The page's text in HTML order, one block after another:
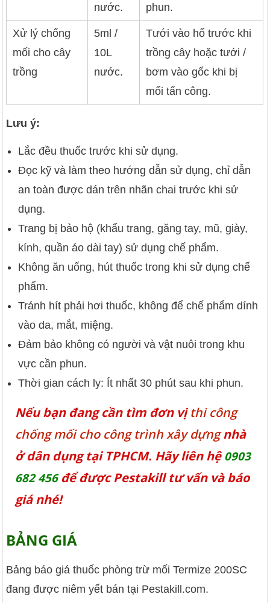
nước.
phun.
Xử lý chống
mối cho cây
trồng
5ml /
10L
nước.
Tưới vào hố trước khi
trồng cây hoặc tưới /
bơm vào gốc khi bị
mối tấn công.
Lưu ý:
Lắc đều thuốc trước khi sử dụng.
Đọc kỹ và làm theo hướng dẫn sử dụng, chỉ dẫn
an toàn được dán trên nhãn chai trước khi sử
dụng.
Trang bị bảo hộ (khẩu trang, găng tay, mũ, giày,
kính, quần áo dài tay) sử dụng chế phẩm.
Không ăn uống, hút thuốc trong khi sử dụng chế
phẩm.
Tránh hít phải hơi thuốc, không để chế phẩm dính
vào da, mắt, miệng.
Đảm bảo không có người và vật nuôi trong khu
vực cần phun.
Thời gian cách ly: Ít nhất 30 phút sau khi phun.
Nếu bạn đang cần tìm đơn vịthi công
chống mối cho công trình xây dựngnhà
ở dân dụng tại TPHCM. Hãy liên hệ 0903
682 456để được Pestakill tư vấn và báo
giá nhé!
BẢNG GIÁ
Bảng báo giá thuốc phòng trừ mối Termize 200SC
đang được niêm yết bán tại Pestakill.com.